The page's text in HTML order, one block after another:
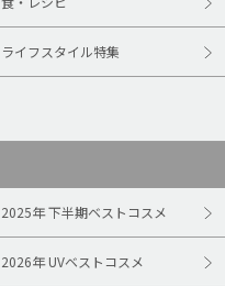
ライフスタイル特集
2025年 下半期ベストコスメ
2026年 UVベストコスメ